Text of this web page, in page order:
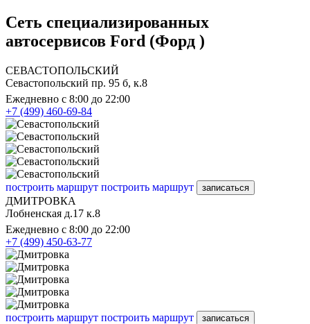
Сеть специализированных
автосервисов Ford (Форд )
СЕВАСТОПОЛЬСКИЙ
Севастопольский пр. 95 б, к.8
Ежедневно с 8:00 до 22:00
+7 (499) 460-69-84
построить маршрут построить маршрут записаться
ДМИТРОВКА
Лобненская д.17 к.8
Ежедневно с 8:00 до 22:00
+7 (499) 450-63-77
построить маршрут построить маршрут записаться